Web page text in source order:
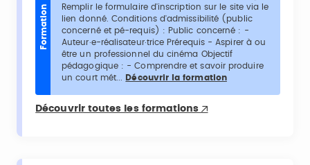
Formation
Remplir le formulaire d'inscription sur le site via le
lien donné. Conditions d'admissibilité (public
concerné et pé-requis) : Public concerné : -
Auteur·e-réalisateur·trice Prérequis - Aspirer à ou
être un professionnel du cinéma Objectif
pédagogique : - Comprendre et savoir produire
un court mét...
Découvrir la formation
Découvrir toutes les formations